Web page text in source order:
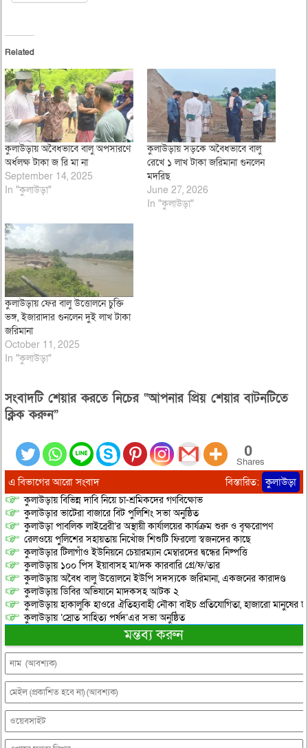
Related
কুলাউড়ায় অবৈধভাবে বালু অপসারণে
অর্ধলক্ষ টাকা জ রি মা না
September 14, 2025
In "কুলাউড়া"
কুলাউড়ায় সড়কে অবৈধভাবে বালু
রেখে ১ লাখ টাকা জরিমানা গুনলেন
মদরিছ
June 27, 2026
In "কুলাউড়া"
কুলাউড়ায় ফের বালু উত্তোলনে চুক্তি
ভঙ্গ, ইজারাদার গুনলেন দুই লাখ টাকা
জরিমানা
October 11, 2025
In "কুলাউড়া"
সংবাদটি শেয়ার করতে নিচের “আপনার প্রিয় শেয়ার বাটনটিতে
ক্লিক করুন”
0
Shares
এ বিভাগের আরো সংবাদ বিস্তারিত: কুলাউড়া
কুলাউড়ায় বিভিন্ন দাবি নিয়ে চা-শ্রমিকদের গণবিক্ষোভ
কুলাউড়ার ভাটেরা বাজারে বিট পুলিশিং সভা অনুষ্ঠিত
কুলাউড়া পাবলিক লাইব্রেরী’র অস্থায়ী কার্যালয়ের কার্যক্রম শুরু ও বৃক্ষরোপণ
রেলওয়ে পুলিশের সহায়তায় নিখোঁজ শিশুটি ফিরলো স্বজনদের কাছে
কুলাউড়ার টিলাগাঁও ইউনিয়নে চেয়ারম্যান মেম্বারদের দ্বন্ধের নিষ্পত্তি
কুলাউড়ায় ১০০ পিস ইয়াবাসহ মা/দক কারবারি গ্রে/ফ/তার
কুলাউড়ায় অবৈধ বালু উত্তোলনে ইউপি সদস্যকে জরিমানা, একজনের কারাদণ্ড
কুলাউড়ায় ডিবির অভিযানে মাদকসহ আটক ২
কুলাউড়ায় হাকালুকি হাওরে ঐতিহ্যবাহী নৌকা বাইচ প্রতিযোগিতা, হাজারো মানুষের
কুলাউড়ায় ‘স্রোত সাহিত্য পর্ষদ’এর সভা অনুষ্ঠিত
মন্তব্য করুন